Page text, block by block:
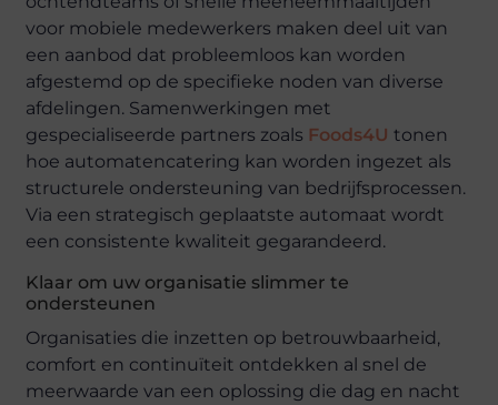
voor mobiele medewerkers maken deel uit van
een aanbod dat probleemloos kan worden
afgestemd op de specifieke noden van diverse
afdelingen. Samenwerkingen met
gespecialiseerde partners zoals Foods4U tonen
hoe automatencatering kan worden ingezet als
structurele ondersteuning van bedrijfsprocessen.
Via een strategisch geplaatste automaat wordt
een consistente kwaliteit gegarandeerd.
Klaar om uw organisatie slimmer te
ondersteunen
Organisaties die inzetten op betrouwbaarheid,
comfort en continuïteit ontdekken al snel de
meerwaarde van een oplossing die dag en nacht